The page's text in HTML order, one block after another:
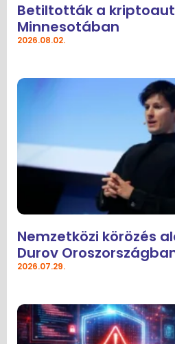
Betiltották a
Minnesotában
2026.08.02.
Nemzetközi körözés
Durov
2026.07.29.